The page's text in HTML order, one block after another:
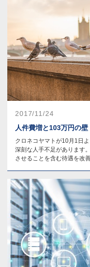
2017/11/24
人件費増と103万円の壁
クロネコヤマトが10月1日
深刻な人手不足があります
させることを含む待遇を改